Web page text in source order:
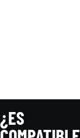
¿ES